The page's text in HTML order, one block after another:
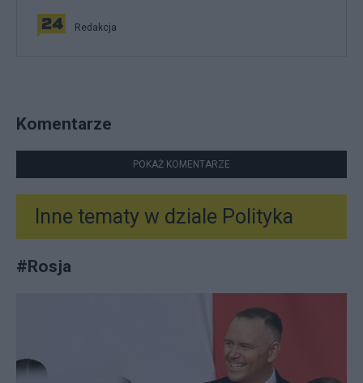
Redakcja
Komentarze
POKAŻ KOMENTARZE
Inne tematy w dziale Polityka
#Rosja